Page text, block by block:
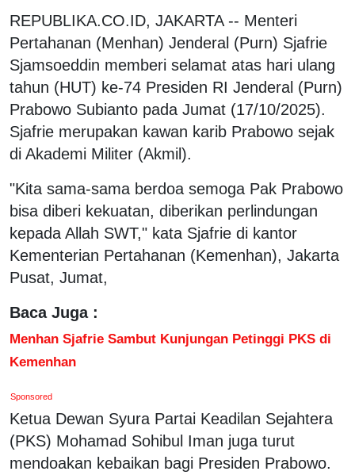
REPUBLIKA.CO.ID, JAKARTA -- Menteri
Pertahanan (Menhan) Jenderal (Purn) Sjafrie
Sjamsoeddin memberi selamat atas hari ulang
tahun (HUT) ke-74 Presiden RI Jenderal (Purn)
Prabowo Subianto pada Jumat (17/10/2025).
Sjafrie merupakan kawan karib Prabowo sejak
di Akademi Militer (Akmil).
"Kita sama-sama berdoa semoga Pak Prabowo
bisa diberi kekuatan, diberikan perlindungan
kepada Allah SWT," kata Sjafrie di kantor
Kementerian Pertahanan (Kemenhan), Jakarta
Pusat, Jumat,
Baca Juga :
Menhan Sjafrie Sambut Kunjungan Petinggi PKS di
Kemenhan
Sponsored
Ketua Dewan Syura Partai Keadilan Sejahtera
(PKS) Mohamad Sohibul Iman juga turut
mendoakan kebaikan bagi Presiden Prabowo.